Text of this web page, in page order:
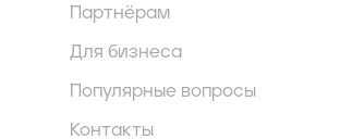
Партнёрам
Для бизнеса
Популярные вопросы
Контакты